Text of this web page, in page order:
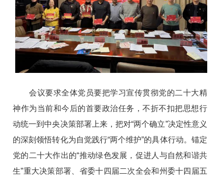
会议要求全体党员要把学习宣传贯彻党的二十大精
神作为当前和今后的首要政治任务，不折不扣把思想行
动统一到中央决策部署上来，把对“两个确立”决定性意义
的深刻领悟转化为自觉践行“两个维护”的具体行动。锚定
党的二十大作出的“推动绿色发展，促进人与自然和谐共
生”重大决策部署、省委十四届二次全会和州委十四届五